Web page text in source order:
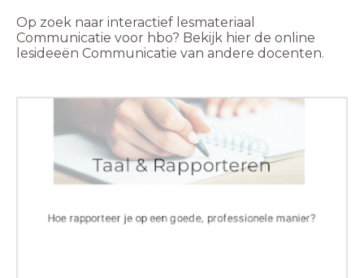
Op zoek naar interactief lesmateriaal
Communicatie voor hbo? Bekijk hier de online
lesideeën Communicatie van andere docenten.